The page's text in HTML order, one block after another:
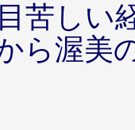
苦しい
ら渥美